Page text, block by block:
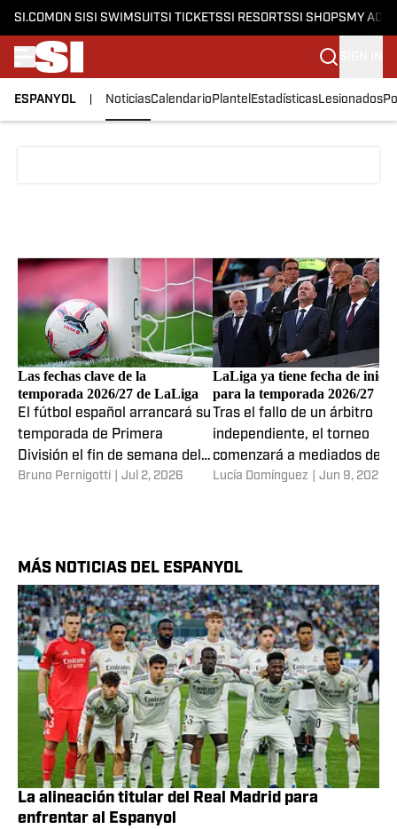
Skip to main content
SI.COM ON SI SI SWIMSUITSI TICKETSSI RESORTSSI SHOPS MY
ESPANYOL NoticiasCalendario Plantel EstadísticasLesionados
Las fechas clave de la
temporada 2026/27 de LaLiga
El fútbol español arrancará su
temporada de Primera
División el fin de semana del
16 de agosto.
Bruno Pernigotti Jul 2, 2026
LaLiga ya tiene fecha de inicio
para la temporada 2026/27
Tras el fallo de un árbitro
independiente, el torneo
comenzará a mediados de
agosto pese al reclamo del
Lucía Domínguez Jun 9, 2026
MÁS NOTICIAS DEL ESPANYOL
La alineación titular del Real Madrid para
enfrentar al Espanyol